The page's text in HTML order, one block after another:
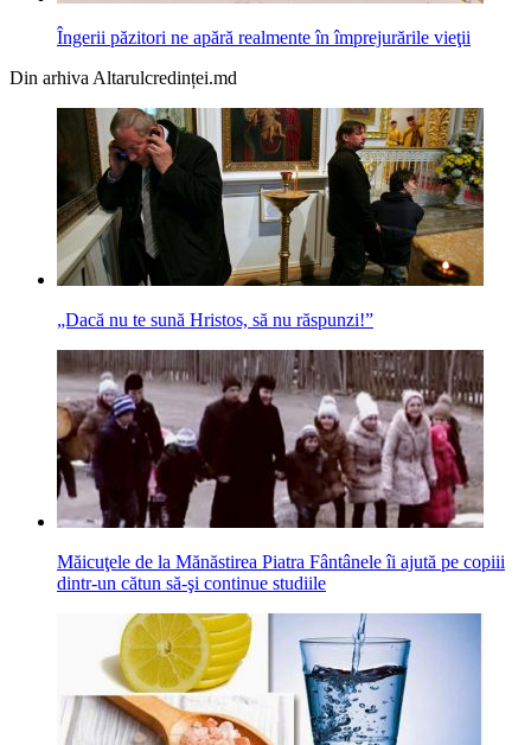
Îngerii păzitori ne apără realmente în împrejurările vieţii
Din arhiva Altarulcredinței.md
„Dacă nu te sună Hristos, să nu răspunzi!”
Măicuţele de la Mănăstirea Piatra Fântânele îi ajută pe copiii
dintr-un cătun să-şi continue studiile